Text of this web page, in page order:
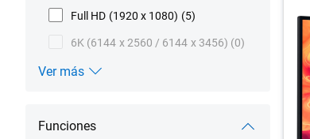
Full HD (1920 x 1080) (5)
6K (6144 x 2560 / 6144 x 3456) (0)
Ver más
Funciones